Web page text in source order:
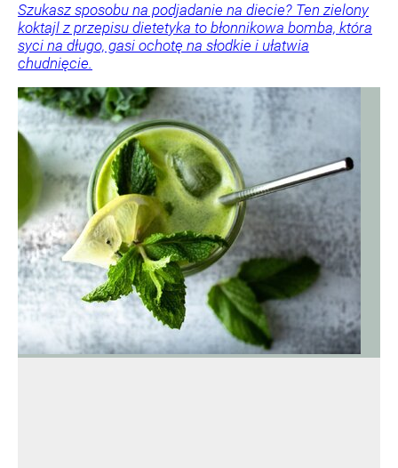
Szukasz sposobu na podjadanie na diecie? Ten zielony
koktajl z przepisu dietetyka to błonnikowa bomba, która
syci na długo, gasi ochotę na słodkie i ułatwia
chudnięcie.